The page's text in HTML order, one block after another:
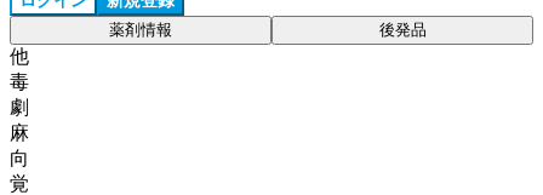
薬剤情報 後発品
他
毒
劇
麻
向
覚